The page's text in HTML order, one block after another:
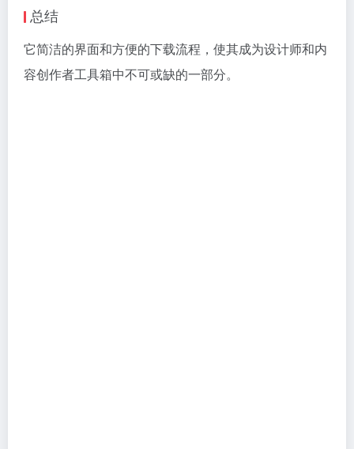
总结
它简洁的界面和方便的下载流程，使其成为设计师和内
容创作者工具箱中不可或缺的一部分。